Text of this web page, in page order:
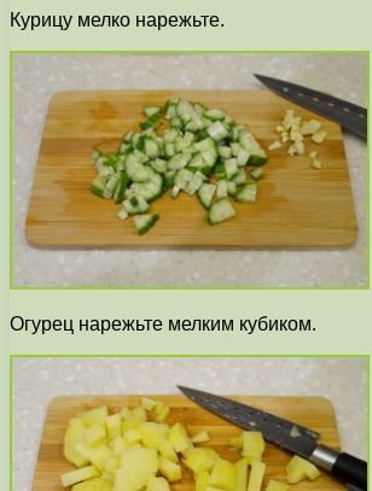
Курицу мелко нарежьте.
Огурец нарежьте мелким кубиком.